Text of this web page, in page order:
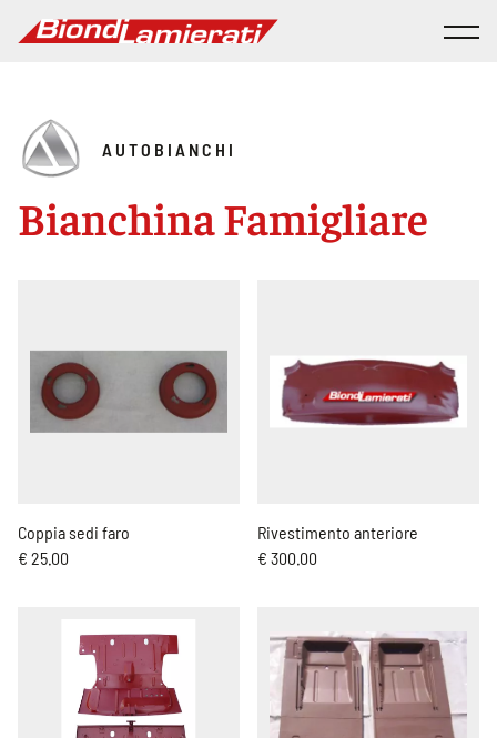
AUTOBIANCHI
Bianchina Famigliare
Coppia sedi faro
€ 25.00
Rivestimento anteriore
€ 300.00